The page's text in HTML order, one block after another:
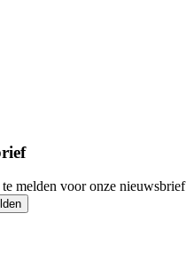
melden voor onze nieuwsbrief